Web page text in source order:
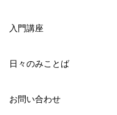
入門講座
日々のみことば
お問い合わせ